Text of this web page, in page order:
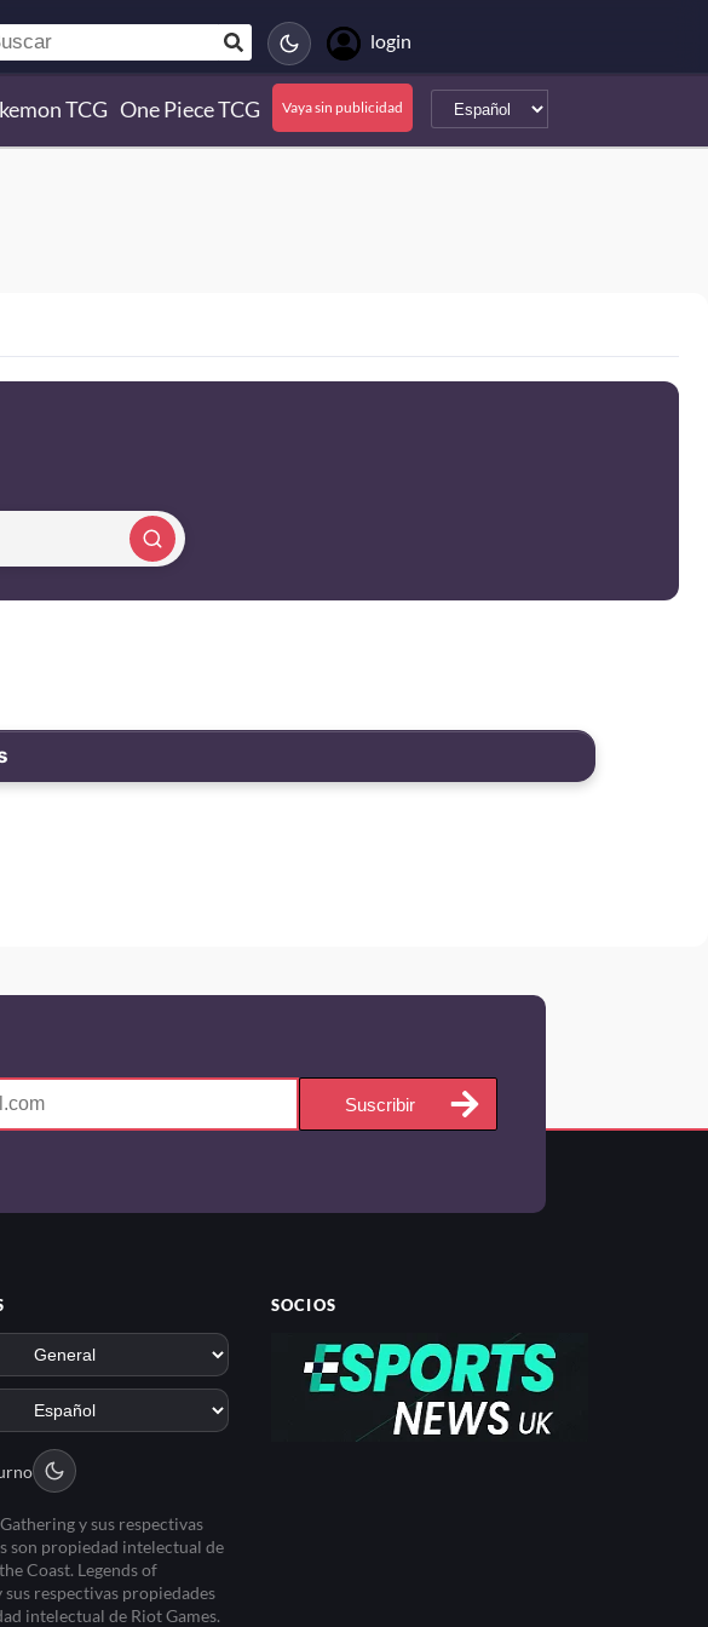
login
TCG One Piece TCG Vaya sin publicidad
Suscribir
y sus respectivas
son propiedad intelectual de
Coast. Legends of
sus respectivas propiedades
intelectual de Riot Games.
SOCIOS